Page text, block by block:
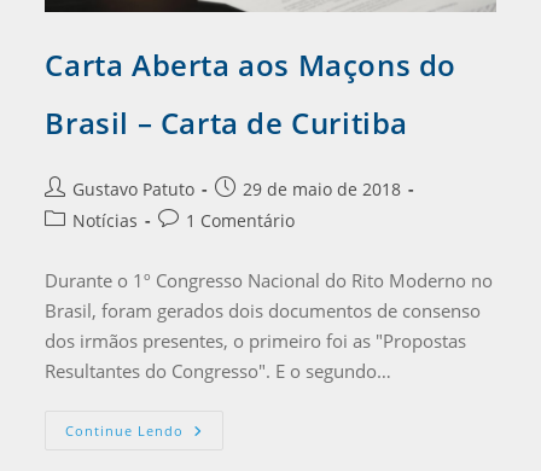
Carta Aberta aos Maçons do
Brasil – Carta de Curitiba
Gustavo Patuto
29 de maio de 2018
Notícias
1 Comentário
Durante o 1º Congresso Nacional do Rito Moderno no
Brasil, foram gerados dois documentos de consenso
dos irmãos presentes, o primeiro foi as "Propostas
Resultantes do Congresso". E o segundo…
Continue Lendo